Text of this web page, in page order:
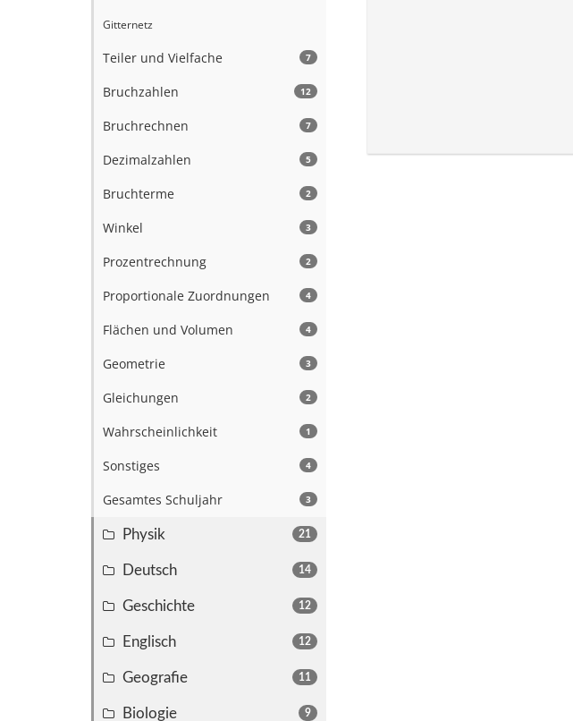
Gitternetz
7
Teiler und Vielfache
12
Bruchzahlen
7
Bruchrechnen
5
Dezimalzahlen
2
Bruchterme
3
Winkel
2
Prozentrechnung
4
Proportionale Zuordnungen
4
Flächen und Volumen
3
Geometrie
2
Gleichungen
1
Wahrscheinlichkeit
4
Sonstiges
3
Gesamtes Schuljahr
21
Physik
14
Deutsch
12
Geschichte
12
Englisch
11
Geografie
9
Biologie